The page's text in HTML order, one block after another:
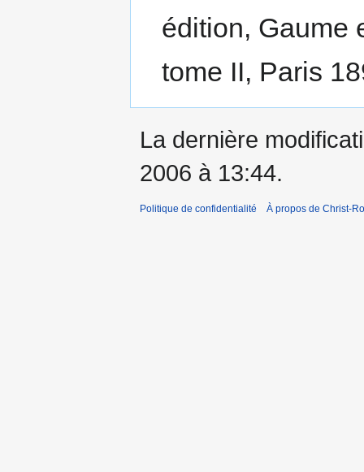
édition, Gaume
tome II, Paris
La dernière
2006 à 13:44.
Politique de confidentialité À propos de Christ-